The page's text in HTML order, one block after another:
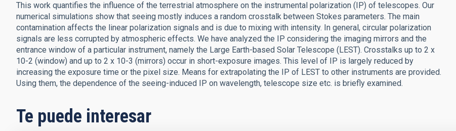
This work quantifies the influence of the terrestrial atmosphere on the instrumental polarization (IP) of telescopes. Our
numerical simulations show that seeing mostly induces a random crosstalk between Stokes parameters. The main
contamination affects the linear polarization signals and is due to mixing with intensity. In general, circular polarization
signals are less corrupted by atmospheric effects. We have analyzed the IP considering the imaging mirrors and the
entrance window of a particular instrument, namely the Large Earth-based Solar Telescope (LEST). Crosstalks up to 2 x
10-2 (window) and up to 2 x 10-3 (mirrors) occur in short-exposure images. This level of IP is largely reduced by
increasing the exposure time or the pixel size. Means for extrapolating the IP of LEST to other instruments are provided.
Using them, the dependence of the seeing-induced IP on wavelength, telescope size etc. is briefly examined.
Te puede interesar